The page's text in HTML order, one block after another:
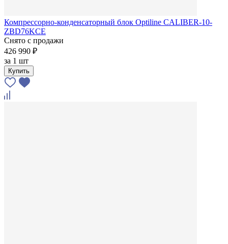
Компрессорно-конденсаторный блок Optiline CALIBER-10-
ZBD76KCE
Снято с продажи
426 990 ₽
за 1 шт
Купить